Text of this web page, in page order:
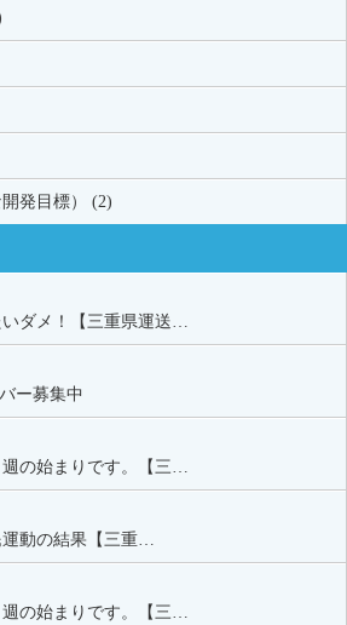
発目標） (2)
ダメ！【三重県運送…
ー募集中
の始まりです。【三…
動の結果【三重…
の始まりです。【三…